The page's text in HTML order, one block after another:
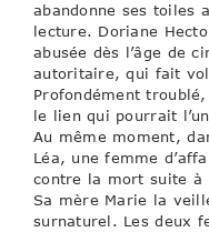
abandonne ses toiles
lecture. Doriane
abusée dès l’âge de
autoritaire, qui fait
Profondément
le lien qui pourrait
Au même moment,
Léa, une femme
contre la mort suite à
Sa mère Marie la
surnaturel. Les deux